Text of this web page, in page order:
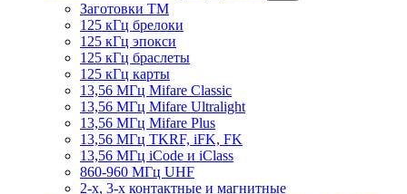
Заготовки ТМ
125 кГц брелоки
125 кГц эпокси
125 кГц браслеты
125 кГц карты
13,56 МГц Mifare Classic
13,56 МГц Mifare Ultralight
13,56 МГц Mifare Plus
13,56 МГц TKRF, iFK, FK
13,56 МГц iCode и iClass
860-960 МГц UHF
2-х, 3-х контактные и магнитные